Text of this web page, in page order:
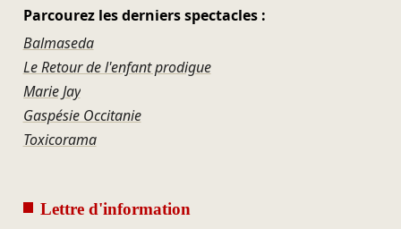
Parcourez les derniers spectacles :
Balmaseda
Le Retour de l'enfant prodigue
Marie Jay
Gaspésie Occitanie
Toxicorama
Lettre d'information